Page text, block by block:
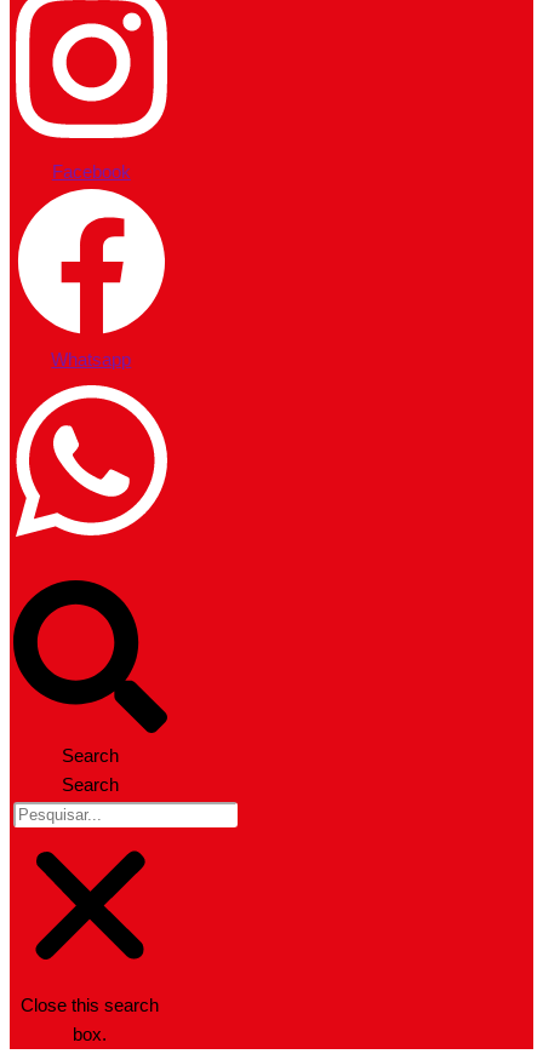
Facebook
Whatsapp
Search
Search
Close this search
box.